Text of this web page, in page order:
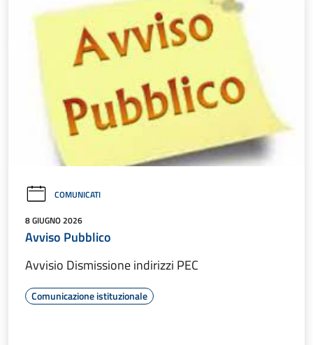
COMUNICATI
8 GIUGNO 2026
Avviso Pubblico
Avvisio Dismissione indirizzi PEC
Comunicazione istituzionale